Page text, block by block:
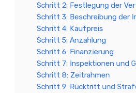
Schritt 2: Festlegung der
Schritt 3: Beschreibung der
Schritt 4: Kaufpreis
Schritt 5: Anzahlung
Schritt 6: Finanzierung
Schritt 7: Inspektionen und
Schritt 8: Zeitrahmen
Schritt 9: Rücktritt und